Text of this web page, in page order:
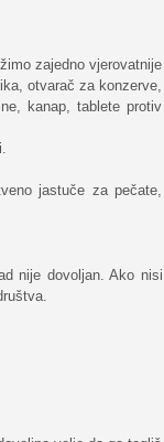
zajedno vjerovatnije
otvarač za konzerve,
kanap, tablete protiv
jastuče za pečate,
nije dovoljan. Ako nisi